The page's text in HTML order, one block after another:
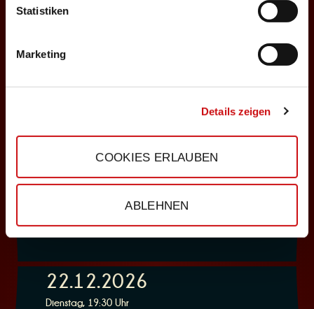
Statistiken
Marketing
Details zeigen
COOKIES ERLAUBEN
ABLEHNEN
ABENDPROGRAMM
Sonntag, 18:00 Uhr
Einlass: 16:30
22.12.2026
Dienstag, 19:30 Uhr